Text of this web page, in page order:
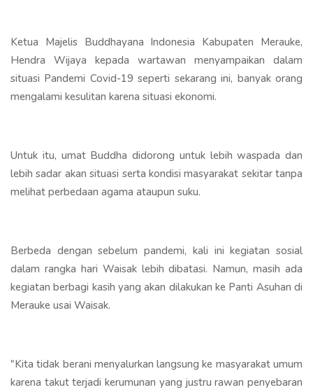
Ketua Majelis Buddhayana Indonesia Kabupaten Merauke,
Hendra Wijaya kepada wartawan menyampaikan dalam
situasi Pandemi Covid-19 seperti sekarang ini, banyak orang
mengalami kesulitan karena situasi ekonomi.
Untuk itu, umat Buddha didorong untuk lebih waspada dan
lebih sadar akan situasi serta kondisi masyarakat sekitar tanpa
melihat perbedaan agama ataupun suku.
Berbeda dengan sebelum pandemi, kali ini kegiatan sosial
dalam rangka hari Waisak lebih dibatasi. Namun, masih ada
kegiatan berbagi kasih yang akan dilakukan ke Panti Asuhan di
Merauke usai Waisak.
"Kita tidak berani menyalurkan langsung ke masyarakat umum
karena takut terjadi kerumunan yang justru rawan penyebaran